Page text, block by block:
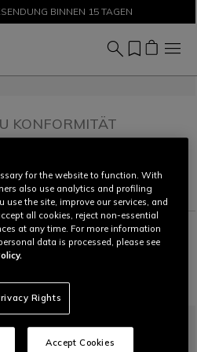
% – JETZT SHOPPEN
BINNEN 15 TAGEN
KONFORMITÄT
Dokumente
for the website to function. With
also use analytics and profiling
use the site, improve our services, and
all cookies, reject non-essential
at any time. For more information
data is processed, please see
Rights
Accept Cookies